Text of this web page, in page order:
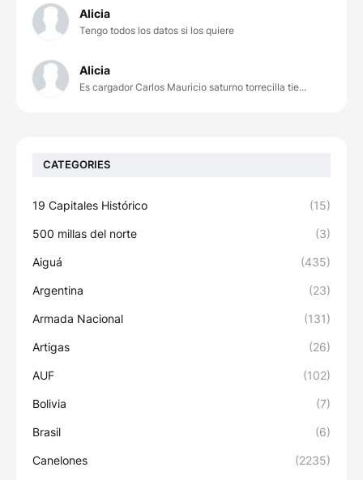
Alicia
Tengo todos los datos si los quiere
Alicia
Es cargador Carlos Mauricio saturno torrecilla tie...
CATEGORIES
19 Capitales Histórico (15)
500 millas del norte (3)
Aiguá (435)
Argentina (23)
Armada Nacional (131)
Artigas (26)
AUF (102)
Bolivia (7)
Brasil (6)
Canelones (2235)